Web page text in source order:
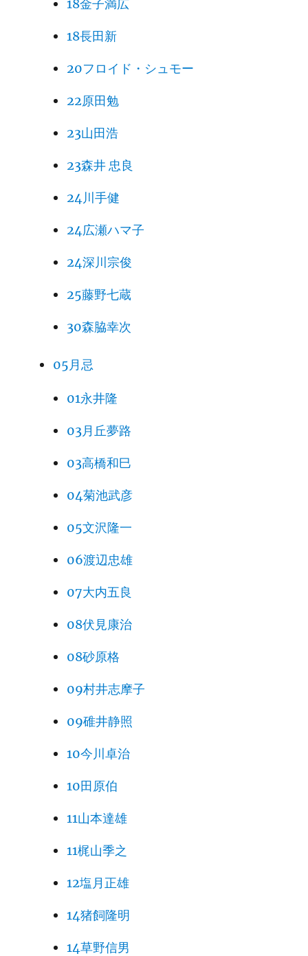
18金子満広
18長田新
20フロイド・シュモー
22原田勉
23山田浩
23森井 忠良
24川手健
24広瀬ハマ子
24深川宗俊
25藤野七蔵
30森脇幸次
05月忌
01永井隆
03月丘夢路
03高橋和巳
04菊池武彦
05文沢隆一
06渡辺忠雄
07大内五良
08伏見康治
08砂原格
09村井志摩子
09碓井静照
10今川卓治
10田原伯
11山本達雄
11梶山季之
12塩月正雄
14猪飼隆明
14草野信男